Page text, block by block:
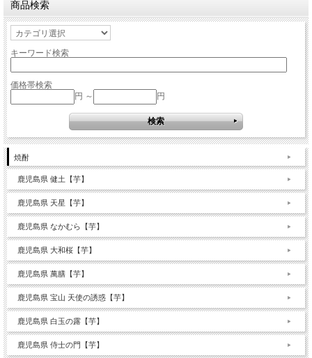
商品検索
キーワード検索
価格帯検索
円 ～
円
焼酎
鹿児島県 健土【芋】
鹿児島県 天星【芋】
鹿児島県 なかむら【芋】
鹿児島県 大和桜【芋】
鹿児島県 萬膳【芋】
鹿児島県 宝山 天使の誘惑【芋】
鹿児島県 白玉の露【芋】
鹿児島県 侍士の門【芋】